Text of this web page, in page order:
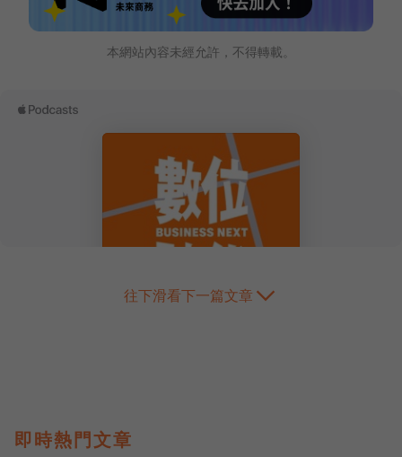
本網站內容未經允許，不得轉載。
往下滑看下一篇文章
即時熱門文章